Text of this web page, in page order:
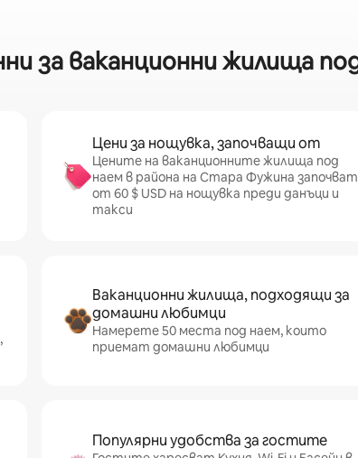
за ваканционни жилища
Цени за нощувка, започващи от
Цените на ваканционните жилища под
наем в района на Стара Фужина започват
от 60 $ USD на нощувка преди данъци и
такси
Ваканционни жилища, подходящи за
домашни любимци
Намерете 50 места под наем, които
приемат домашни любимци
Популярни удобства за гостите